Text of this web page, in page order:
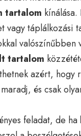
tartalom
vagy táplálkozási
valószínűbben
tartalom
azért, hogy
és csak
feladat, de ha